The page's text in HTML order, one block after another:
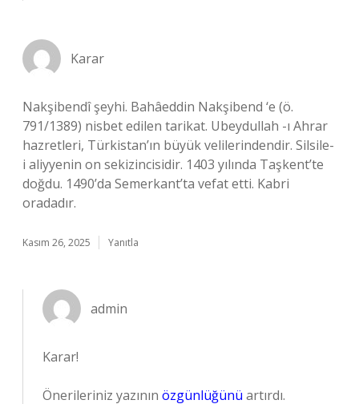
Karar
Nakşibendî şeyhi. Bahâeddin Nakşibend ‘e (ö.
791/1389) nisbet edilen tarikat. Ubeydullah -ı Ahrar
hazretleri, Türkistan’ın büyük velilerindendir. Silsile-
i aliyyenin on sekizincisidir. 1403 yılında Taşkent’te
doğdu. 1490’da Semerkant’ta vefat etti. Kabri
oradadır.
Kasım 26, 2025 Yanıtla
admin
Karar!
Önerileriniz yazının özgünlüğünü artırdı.